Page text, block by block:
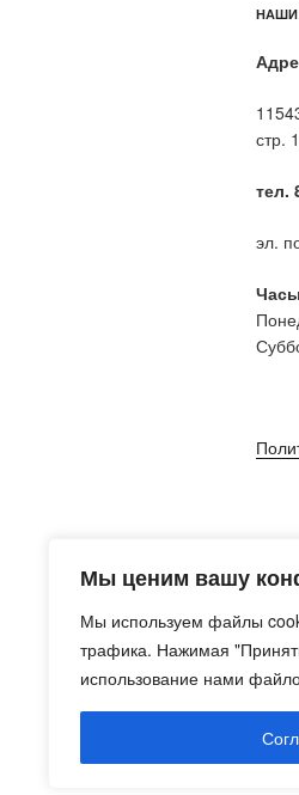
Мы ценим вашу
Мы используем файлы
трафика. Нажимая
использование нами
НАШИ
стр.
тел.
эл.
Часы